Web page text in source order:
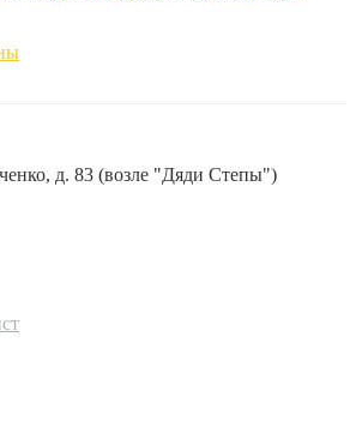
д. 83 (возле "Дяди Степы")